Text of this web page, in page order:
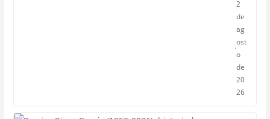
2
de
ag
ost
o
de
20
26